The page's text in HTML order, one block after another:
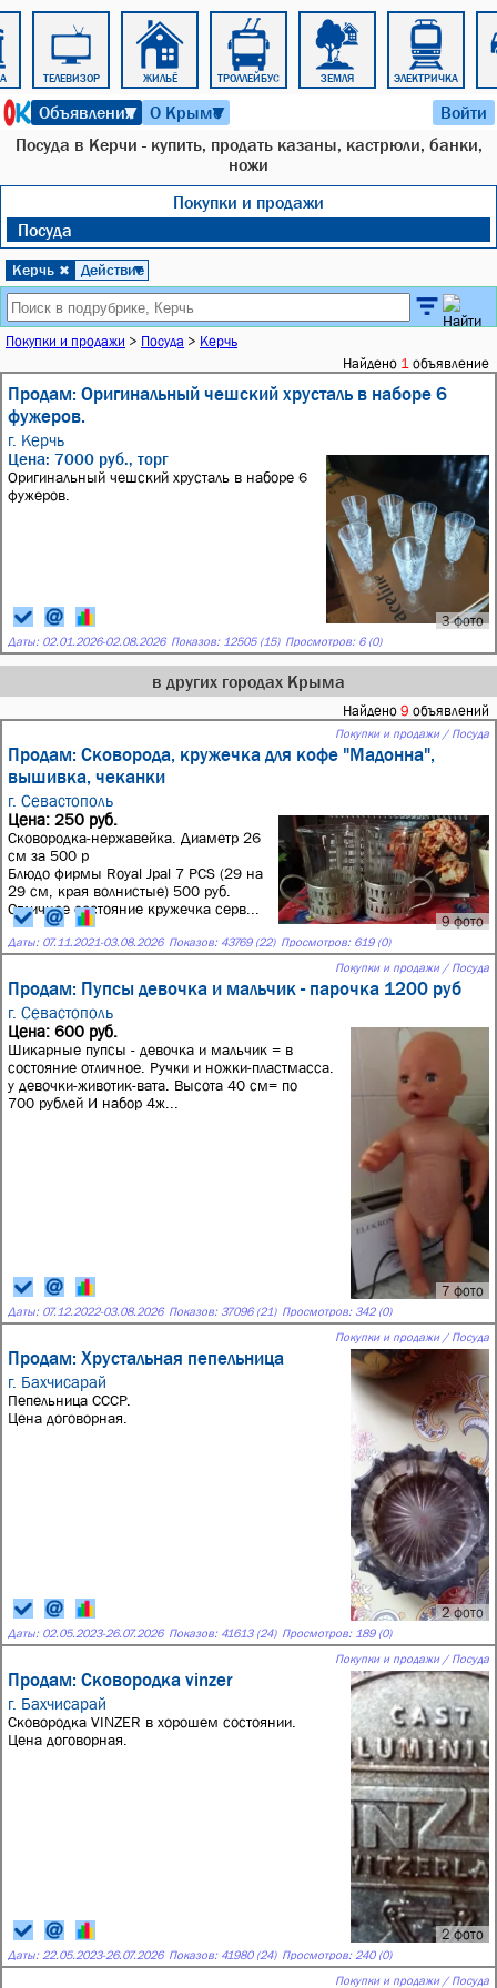
ТЕЛЕВИЗОР ЖИЛЬЁ ТРОЛЛЕЙБУС ЗЕМЛЯ ЭЛЕКТРИЧКА
Объявления
▼ О Крыме
▼ Войти
Посуда в Керчи - купить, продать казаны, кастрюли, банки,
ножи
Покупки и продажи
Посуда
Керчь ✖ Действие
▼
Покупки и продажи > Посуда > Керчь
Найдено 1 объявление
Продам: Оригинальный чешский хрусталь в наборе 6
фужеров.
г. Керчь
3 фото
Цена: 7000 руб., торг
Оригинальный чешский хрусталь в наборе 6
фужеров.
Даты: 02.01.2026-02.08.2026 Показов: 12505 (15) Просмотров: 6 (0)
в других городах Крыма
Найдено 9 объявлений
Покупки и продажи / Посуда
Продам: Сковорода, кружечка для кофе "Мадонна",
вышивка, чеканки
г. Севастополь
9 фото
Цена: 250 руб.
Сковородка-нержавейка. Диаметр 26
см за 500 р
Блюдо фирмы Royal Jpal 7 PCS (29 на
29 см, края волнистые) 500 руб.
Отличное состояние кружечка серв...
Даты: 07.11.2021-03.08.2026 Показов: 43769 (22) Просмотров: 619 (0)
Покупки и продажи / Посуда
Продам: Пупсы девочка и мальчик - парочка 1200 руб
г. Севастополь
7 фото
Цена: 600 руб.
Шикарные пупсы - девочка и мальчик = в
состояние отличное. Ручки и ножки-пластмасса.
у девочки-животик-вата. Высота 40 см= по
700 рублей И набор 4ж...
Даты: 07.12.2022-03.08.2026 Показов: 37096 (21) Просмотров: 342 (0)
Покупки и продажи / Посуда
Продам: Хрустальная пепельница
г. Бахчисарай
2 фото
Пепельница СССР.
Цена договорная.
Даты: 02.05.2023-26.07.2026 Показов: 41613 (24) Просмотров: 189 (0)
Покупки и продажи / Посуда
Продам: Сковородка vinzer
г. Бахчисарай
2 фото
Сковородка VINZER в хорошем состоянии.
Цена договорная.
Даты: 22.05.2023-26.07.2026 Показов: 41980 (24) Просмотров: 240 (0)
Покупки и продажи / Посуда